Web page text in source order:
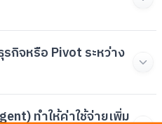
กิจหรือ Pivot ระหว่าง
ทำให้ค่าใช้จ่ายเพิ่ม